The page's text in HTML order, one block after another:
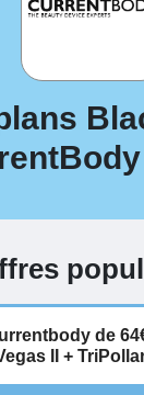
de
II +